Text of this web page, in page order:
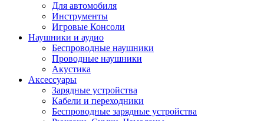
Для автомобиля
Инструменты
Игровые Консоли
Наушники и аудио
Беспроводные наушники
Проводные наушники
Акустика
Аксессуары
Зарядные устройства
Кабели и переходники
Беспроводные зарядные устройства